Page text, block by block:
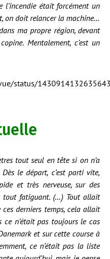
l’incendie était forcément un
on doit relancer la machine…
ma propre région, devant
Mentalement, c’est un
status/
tout seul en tête si on n’a
le départ, c’est parti vite,
et très nerveuse, sur des
tout fatiguant. (…) Tout allait
ces derniers temps, cela allait
ce n’était pas toujours le cas
et sur cette course à
ce n’était pas la liste